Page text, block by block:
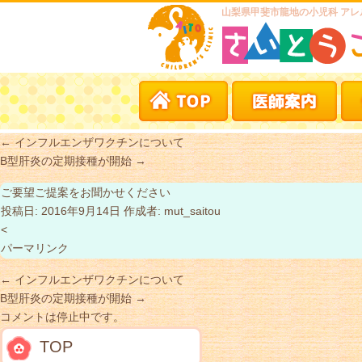
山梨県甲斐市龍地の小児科 アレ
←インフルエンザワクチンについて
B型肝炎の定期接種が開始→
ご要望ご提案をお聞かせください
投稿日: 2016年9月14日 作成者: mut_saitou
<
パーマリンク
←インフルエンザワクチンについて
B型肝炎の定期接種が開始→
コメントは停止中です。
TOP